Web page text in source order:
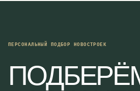
I
N
ПЕРСОНАЛЬНЫЙ ПОДБОР НОВОСТРОЕК